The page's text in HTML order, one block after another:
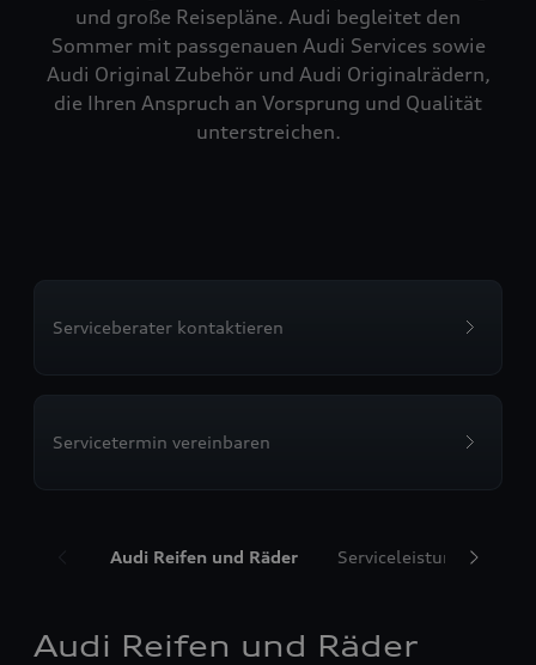
und große Reisepläne. Audi begleitet den
Sommer mit passgenauen Audi Services sowie
Audi Original Zubehör und Audi Originalrädern,
die Ihren Anspruch an Vorsprung und Qualität
unterstreichen.
Serviceberater kontaktieren
Servicetermin vereinbaren
Audi Reifen und Räder Serviceleistungen
Audi Reifen und Räder